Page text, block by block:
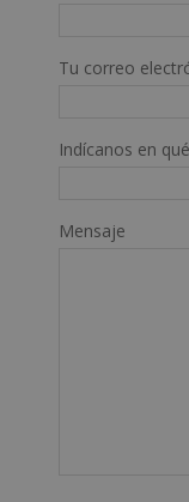
Tu correo
Indícanos en
Mensaje